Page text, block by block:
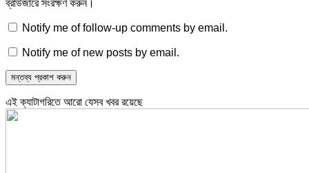
ব্রাউজারে সংরক্ষণ করুন।
Notify me of follow-up comments by email.
Notify me of new posts by email.
এই ক্যাটাগরিতে আরো যেসব খবর রয়েছে